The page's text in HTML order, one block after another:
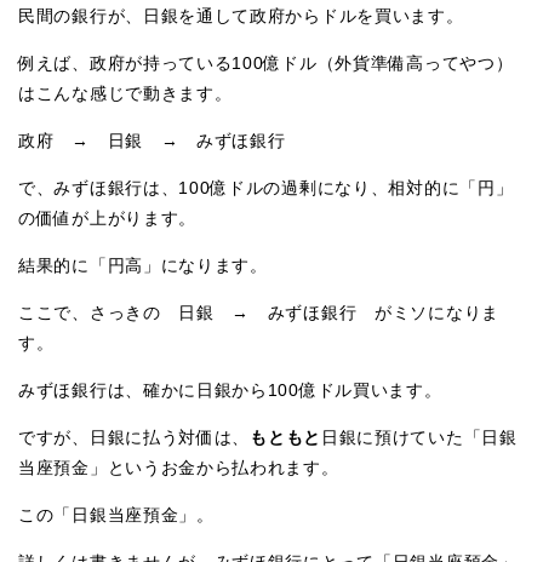
民間の銀行が、日銀を通して政府からドルを買います。
例えば、政府が持っている100億ドル（外貨準備高ってやつ）
はこんな感じで動きます。
政府 → 日銀 → みずほ銀行
で、みずほ銀行は、100億ドルの過剰になり、相対的に「円」
の価値が上がります。
結果的に「円高」になります。
ここで、さっきの 日銀 → みずほ銀行 がミソになりま
す。
みずほ銀行は、確かに日銀から100億ドル買います。
ですが、日銀に払う対価は、 もともと 日銀に預けていた「日銀
当座預金」というお金から払われます。
この「日銀当座預金」。